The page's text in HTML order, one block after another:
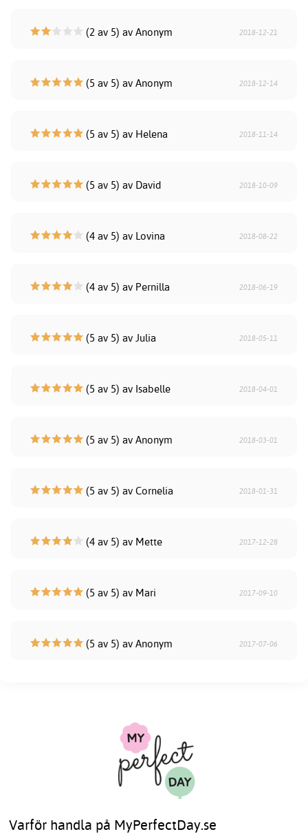
(2 av 5) av Anonym 2018-12-21
(5 av 5) av Anonym 2018-12-14
(5 av 5) av Helena 2018-11-14
(5 av 5) av David 2018-10-09
(4 av 5) av Lovina 2018-08-22
(4 av 5) av Pernilla 2018-06-19
(5 av 5) av Julia 2018-05-11
(5 av 5) av Isabelle 2018-04-01
(5 av 5) av Anonym 2018-03-01
(5 av 5) av Cornelia 2018-01-31
(4 av 5) av Mette 2017-12-28
(5 av 5) av Mari 2017-09-10
(5 av 5) av Anonym 2017-07-06
Varför handla på MyPerfectDay.se